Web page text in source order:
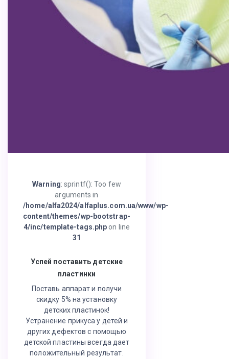
Warning: sprintf(): Too few
arguments in
/home/alfa2024/alfaplus.com.ua/www/wp-
content/themes/wp-bootstrap-
4/inc/template-tags.php on line
31
Успей поставить детские
пластинки
Поставь аппарат и получи
скидку 5% на установку
детских пластинок!
Устранение прикуса у детей и
других дефектов с помощью
детской пластины всегда дает
положительный результат.